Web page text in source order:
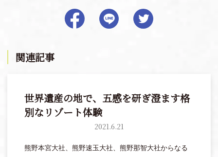
関連記事
世界遺産の地で、五感を研ぎ澄ます格
別なリゾート体験
2021.6.21
熊野本宮大社、熊野速玉大社、熊野那智大社からなる